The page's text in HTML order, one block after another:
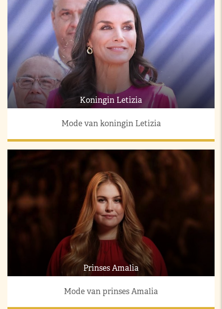
Koningin Letizia
Mode van koningin Letizia
Prinses Amalia
Mode van prinses Amalia